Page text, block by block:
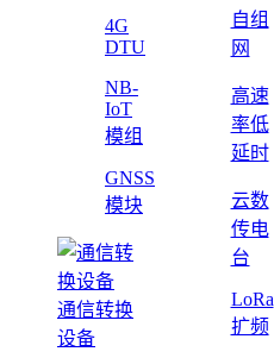
4G
DTU
NB-
IoT
模组
GNSS
模块
通信转换
设备
自组
网
高速
率低
延时
云数
传电
台
LoRa
扩频